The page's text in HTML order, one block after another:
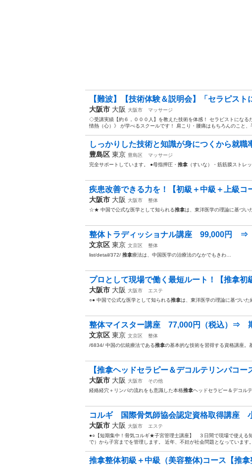
【難波】【技術体験＆説明会】「セラピス
大阪市 大阪 大阪市
マッサージ
◇受講実績【約６，０００人】を教えた技術を体感！ セラピストになる
情熱（心）》 が学べるスクールです！ 肩こり・腰痛はもちろんのこと、
しっかりした技術と知識が身につくから就職
豊島区 東京 豊島区
マッサージ
完全サポートしています。 ●母指押圧・ 推拿 （すいな）・筋筋膜ストレ
疾患改善できる力を！【初級＋中級＋上級コ
大阪市 大阪 大阪市
整体
☆★ 中国で公式な医学として知られる推拿は、東洋医学の理論に基づい
整体トラディッショナル講座 99,000円 ⇒
文京区 東京 文京区
整体
list/detail/372/ 推拿療法は、中国医学の治療法のなかでもきわ…
プロとして現場で働く最短ルート！【推拿初
大阪市 大阪 大阪市
エステ
○● 中国で公式な医学として知られる推拿は、東洋医学の理論に基づいた
整体マイスター講座 77,000円（税込）⇒
文京区 東京 文京区
整体
/6834/ 中国の伝統療法である推拿の基本的な技術を習得する資格講座。
【推拿ヘッドセラピー＆デコルテリンパコ
大阪市 大阪 大阪市
その他
経絡経穴＋リンパの流れをも意識した本格推拿ヘッドセラピー＆デコル
コルギ 国際骨気師協会認定資格取得講座
大阪市 大阪 大阪市
エステ
●○【短期集中！骨気コルギ★子宮管理士講座】 ３日間で現場で使える
で）から子宮までを管理します。 近年、不妊が社会問題となっています
推拿整体初級＋中級（美容整体)コース【推